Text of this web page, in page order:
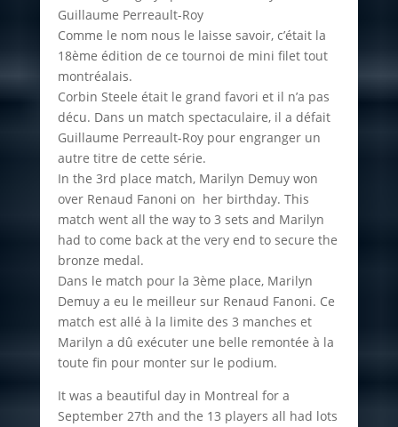
Guillaume Perreault-Roy
Comme le nom nous le laisse savoir, c’était la
18ème édition de ce tournoi de mini filet tout
montréalais.
Corbin Steele était le grand favori et il n’a pas
décu. Dans un match spectaculaire, il a défait
Guillaume Perreault-Roy pour engranger un
autre titre de cette série.
In the 3rd place match, Marilyn Demuy won
over Renaud Fanoni on her birthday. This
match went all the way to 3 sets and Marilyn
had to come back at the very end to secure the
bronze medal.
Dans le match pour la 3ème place, Marilyn
Demuy a eu le meilleur sur Renaud Fanoni. Ce
match est allé à la limite des 3 manches et
Marilyn a dû exécuter une belle remontée à la
toute fin pour monter sur le podium.
It was a beautiful day in Montreal for a
September 27th and the 13 players all had lots